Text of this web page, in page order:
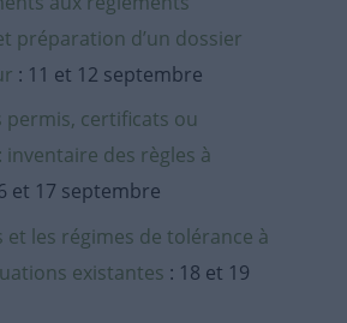
préparation d’un dossier
: 11 et 12 septembre
permis, certificats ou
des règles à
et 17 septembre
et les régimes de tolérance à
existantes : 18 et 19